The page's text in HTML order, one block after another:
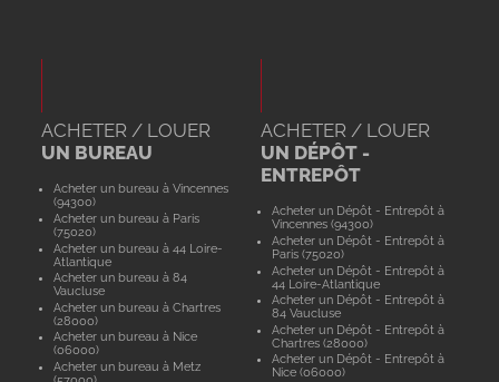
ACHETER / LOUER
UN BUREAU
Acheter un bureau à Vincennes
(94300)
Acheter un bureau à Paris
(75020)
Acheter un bureau à 44 Loire-
Atlantique
Acheter un bureau à 84
Vaucluse
Acheter un bureau à Chartres
(28000)
Acheter un bureau à Nice
(06000)
Acheter un bureau à Metz
ACHETER / LOUER
UN DÉPÔT -
ENTREPÔT
Acheter un Dépôt - Entrepôt à
Vincennes (94300)
Acheter un Dépôt - Entrepôt à
Paris (75020)
Acheter un Dépôt - Entrepôt à
44 Loire-Atlantique
Acheter un Dépôt - Entrepôt à
84 Vaucluse
Acheter un Dépôt - Entrepôt à
Chartres (28000)
Acheter un Dépôt - Entrepôt à
Nice (06000)